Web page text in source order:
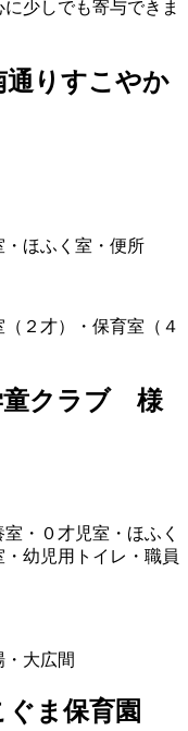
少しでも寄与できま
通りすこやか
・ほふく室・便所
２才）・保育室（４
童クラブ 様
・０才児室・ほふく
幼児用トイレ・職員
・大広間
ぐま保育園